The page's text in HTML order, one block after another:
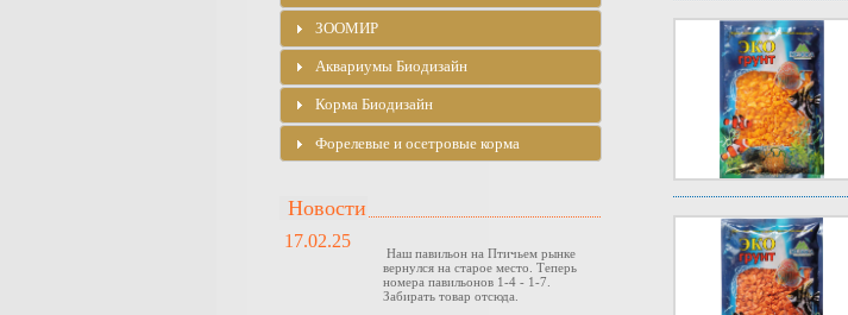
ЗООМИР
Аквариумы Биодизайн
Корма Биодизайн
Форелевые и осетровые корма
Новости
17.02.25
Наш павильон на Птичьем рынке
вернулся на старое место. Теперь
номера павильонов 1-4 - 1-7.
Забирать товар отсюда.